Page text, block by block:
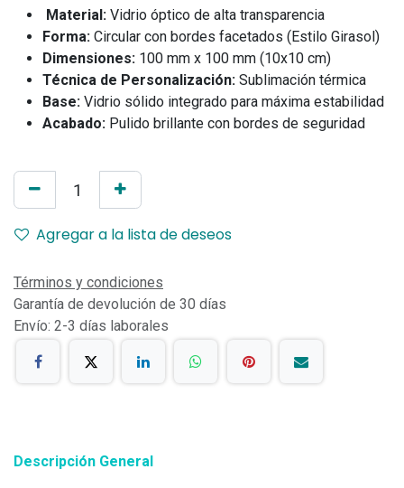
Material: Vidrio óptico de alta transparencia
Forma: Circular con bordes facetados (Estilo Girasol)
Dimensiones: 100 mm x 100 mm (10x10 cm)
Técnica de Personalización: Sublimación térmica
Base: Vidrio sólido integrado para máxima estabilidad
Acabado: Pulido brillante con bordes de seguridad
Agregar a la lista de deseos
Términos y condiciones
Garantía de devolución de 30 días
Envío: 2-3 días laborales
Descripción General